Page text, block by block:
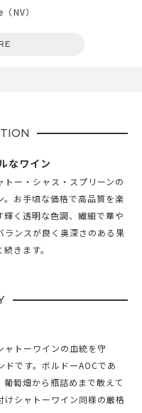
NV）
ィ
なワイン
ー・シャス・スプリーンの
お手頃な価格で高品質を楽
く透明な色調、繊細で華や
ンスが良く奥深さのある果
きます。
トーワインの血統を守
です。ボルドーAOCであ
萄畑から瓶詰めまで敢えて
シャトーワイン同様の厳格